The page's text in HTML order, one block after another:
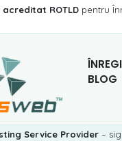
ROTLD pentru
BLOG
Service Provider –